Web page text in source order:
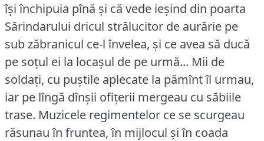
își închipuia pînă și că vede ieșind din poarta
Sărindarului dricul strălucitor de aurărie pe
sub zăbranicul ce-l învelea, și ce avea să ducă
pe soțul ei la locașul de pe urmă... Mii de
soldați, cu puștile aplecate la pămînt îl urmau,
iar pe lîngă dînșii ofițerii mergeau cu săbiile
trase. Muzicele regimentelor ce se scurgeau
răsunau în fruntea, în mijlocul și în coada